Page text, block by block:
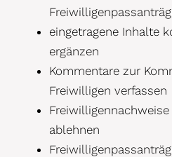
eingetragene Inhalte
ergänzen
Kommentare zur
Freiwilligen verfassen
ablehnen